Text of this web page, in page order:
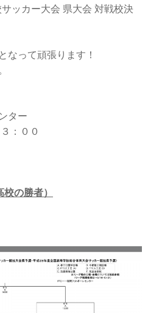
ッカー大会 県大会 対戦校決
なって頑張ります！
ター
：００
の勝者）